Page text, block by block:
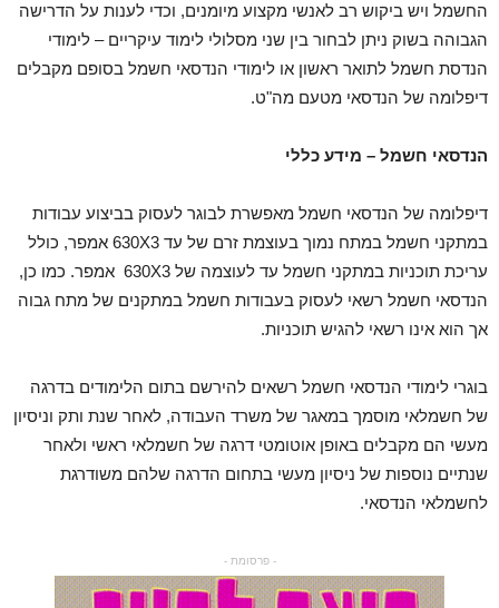
החשמל ויש ביקוש רב לאנשי מקצוע מיומנים, וכדי לענות על הדרישה
הגבוהה בשוק ניתן לבחור בין שני מסלולי לימוד עיקריים – לימודי
הנדסת חשמל לתואר ראשון או לימודי הנדסאי חשמל בסופם מקבלים
דיפלומה של הנדסאי מטעם מה"ט.
הנדסאי חשמל – מידע כללי
דיפלומה של הנדסאי חשמל מאפשרת לבוגר לעסוק בביצוע עבודות
במתקני חשמל במתח נמוך בעוצמת זרם של עד 630X3 אמפר, כולל
עריכת תוכניות במתקני חשמל עד לעוצמה של 630X3 אמפר. כמו כן,
הנדסאי חשמל רשאי לעסוק בעבודות חשמל במתקנים של מתח גבוה
אך הוא אינו רשאי להגיש תוכניות.
בוגרי לימודי הנדסאי חשמל רשאים להירשם בתום הלימודים בדרגה
של חשמלאי מוסמך במאגר של משרד העבודה, לאחר שנת ותק וניסיון
מעשי הם מקבלים באופן אוטומטי דרגה של חשמלאי ראשי ולאחר
שנתיים נוספות של ניסיון מעשי בתחום הדרגה שלהם משודרגת
לחשמלאי הנדסאי.
- פרסומת -